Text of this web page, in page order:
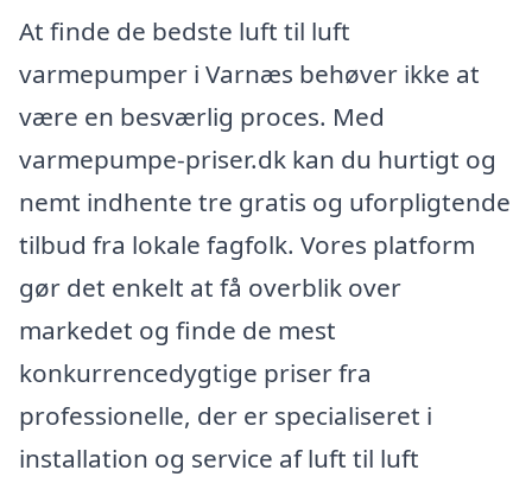
At finde de bedste luft til luft
varmepumper i Varnæs behøver ikke at
være en besværlig proces. Med
varmepumpe-priser.dk kan du hurtigt og
nemt indhente tre gratis og uforpligtende
tilbud fra lokale fagfolk. Vores platform
gør det enkelt at få overblik over
markedet og finde de mest
konkurrencedygtige priser fra
professionelle, der er specialiseret i
installation og service af luft til luft